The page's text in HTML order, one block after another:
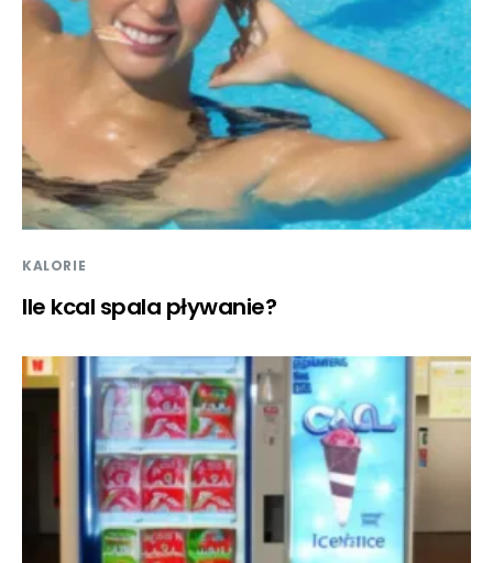
KALORIE
Ile kcal spala pływanie?